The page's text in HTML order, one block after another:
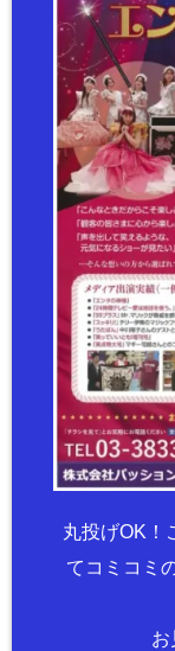
丸投げOK！
てコミコミ
お